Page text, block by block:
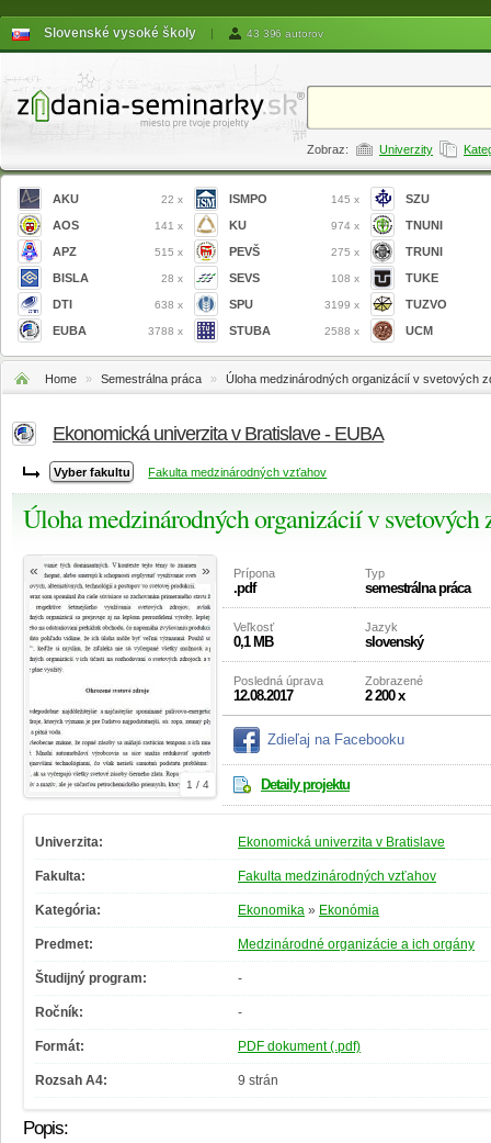
Slovenské vysoké školy | 43 396 autorov
Zobraz: Univerzity
AKU 22 x
AOS 141 x
APZ 515 x
BISLA 28 x
DTI 638 x
EUBA 3788 x
ISMPO 145 x
KU 974 x
PEVŠ 275 x
SEVS 108 x
SPU 3199 x
STUBA 2588 x
SZU
TNUNI
TRUNI
TUKE
TUZVO
UCM
Home » Semestrálna práca » Úloha medzinárodných organizácií v svetových
Ekonomická univerzita v Bratislave - EUBA
Fakulta medzinárodných vzťahov
Úloha medzinárodných organizácií v
1 / 4
« » Prípona
.pdf
Typ
semestrálna práca
Veľkosť
0,1 MB
Jazyk
slovenský
Posledná úprava
12.08.2017
Zobrazené
2 200 x
Zdieľaj na Facebooku
Detaily projektu
Univerzita: Ekonomická univerzita v Bratislave
Fakulta: Fakulta medzinárodných vzťahov
Kategória: Ekonomika » Ekonómia
Predmet: Medzinárodné organizácie a ich orgány
Študijný program: -
Ročník: -
Formát: PDF dokument (.pdf)
Rozsah A4: 9 strán
Popis: